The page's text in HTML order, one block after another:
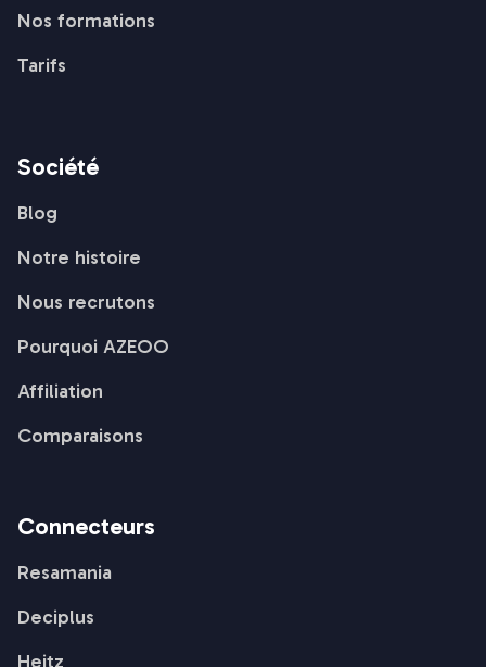
Nos formations
Tarifs
Société
Blog
Notre histoire
Nous recrutons
Pourquoi AZEOO
Affiliation
Comparaisons
Connecteurs
Resamania
Deciplus
Heitz